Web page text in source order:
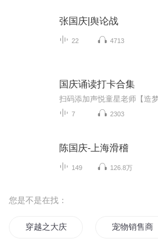
张国庆|舆论战
22 4713
国庆诵读打卡合集
7 2303
陈国庆-上海滑稽
149 126.8万
您是不是在找：
穿越之大庆帝国 宠物销售商